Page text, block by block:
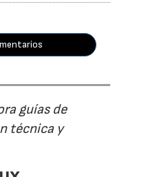
guías de
técnica y